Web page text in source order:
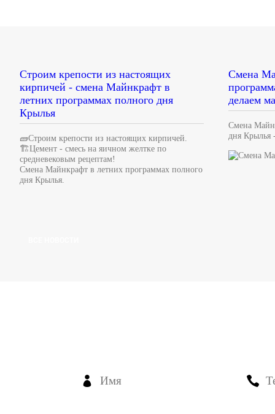
Строим крепости из настоящих
кирпичей - смена Майнкрафт в
летних программах полного дня
Крылья
🧱Строим крепости из настоящих кирпичей.
🏗Цемент - смесь на яичном желтке по
средневековым рецептам!
Смена Майнкрафт в летних программах полного
дня Крылья.
Смена
делаем
Смена
дня Крылья